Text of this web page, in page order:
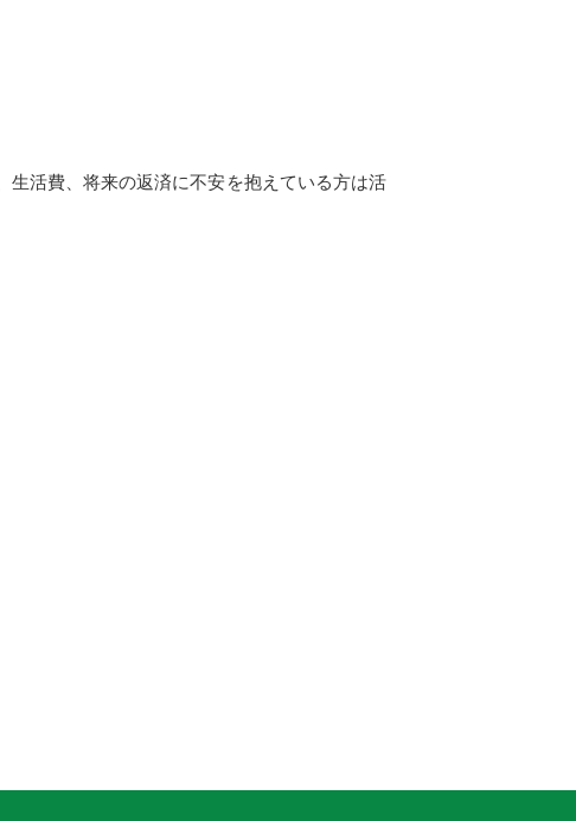
活費、将来の返済に不安を抱えている方は活